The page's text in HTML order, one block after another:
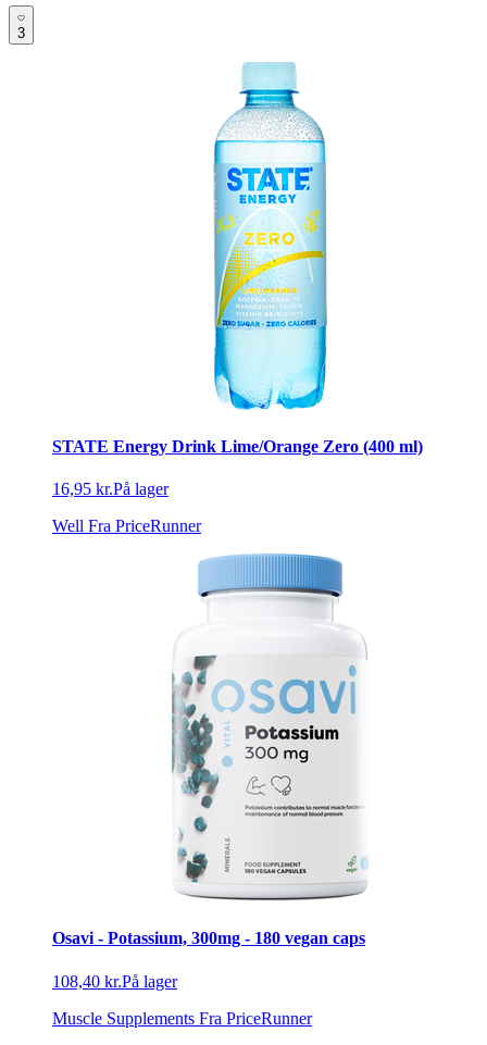
3
STATE Energy Drink Lime/Orange Zero (400 ml)
16,95 kr.På lager
Well Fra PriceRunner
Osavi - Potassium, 300mg - 180 vegan caps
108,40 kr.På lager
Muscle Supplements Fra PriceRunner